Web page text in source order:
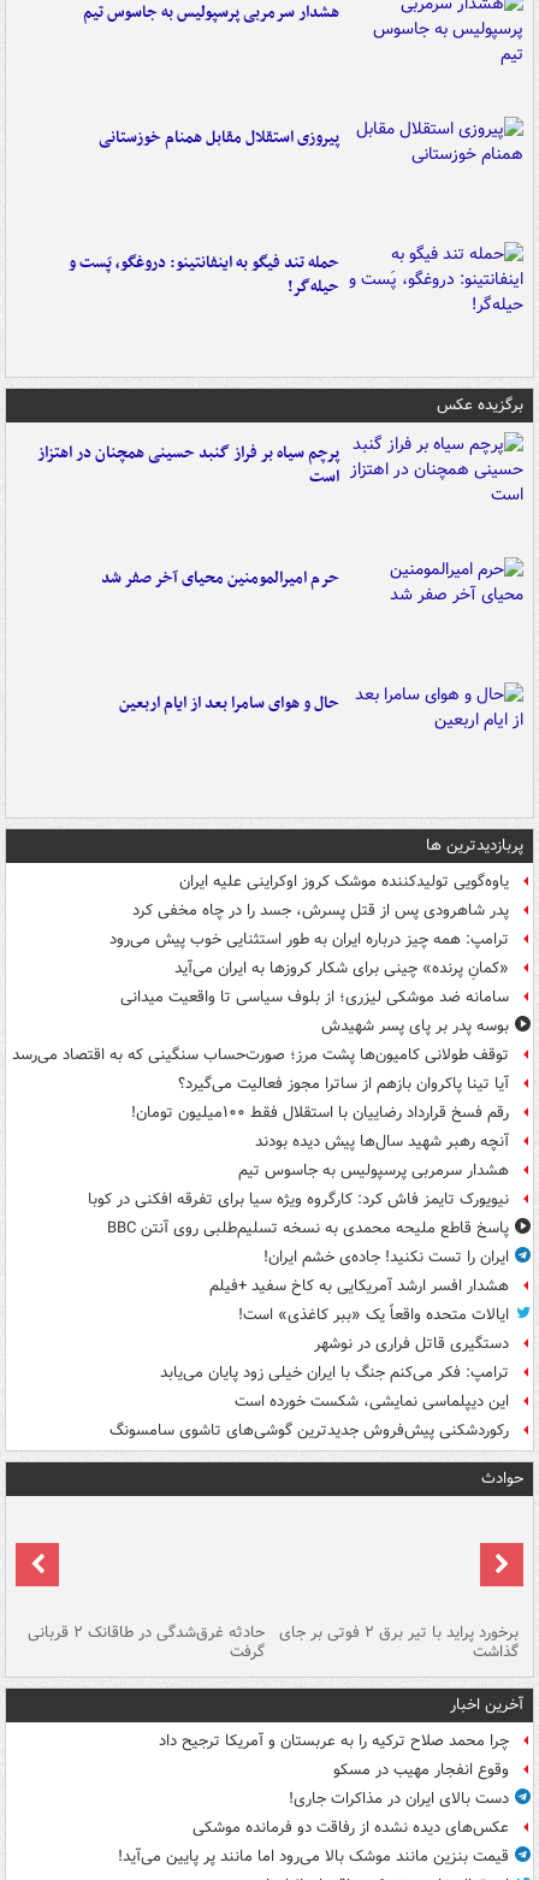
هشدار سرمربی پرسپولیس به جاسوس تیم
پیروزی استقلال مقابل همنام خوزستانی
حمله تند فیگو به اینفانتینو: دروغگو، پَست‌ و
حیله‌گر!
برگزیده عکس
پرچم سیاه بر فراز گنبد حسینی همچنان در اهتزاز
است
حرم امیرالمومنین محیای آخر صفر شد
حال و هوای سامرا بعد از ایام اربعین
پربازدیدترین ها
یاوه‌گویی تولیدکننده موشک کروز اوکراینی علیه ایران
پدر شاهرودی پس از قتل پسرش، جسد را در چاه مخفی کرد
ترامپ: همه چیز درباره ایران به طور استثنایی خوب پیش می‌رود
«کمانِ پرنده» چینی برای شکار کروزها به ایران می‌آید
سامانه ضد موشکی لیزری؛ از بلوف سیاسی تا واقعیت میدانی
بوسه‌ پدر بر پای پسر شهیدش
توقف طولانی کامیون‌ها پشت مرز؛ صورت‌حساب سنگینی که به اقتصاد می‌رسد
آیا تینا پاکروان بازهم از ساترا مجوز فعالیت می‌گیرد؟
رقم فسخ قرارداد رضاییان با استقلال فقط ۱۰۰میلیون تومان!
آنچه رهبر شهید سال‌ها پیش دیده بودند
هشدار سرمربی پرسپولیس به جاسوس تیم
نیویورک تایمز فاش کرد: کارگروه ویژه سیا برای تفرقه افکنی در کوبا
پاسخ قاطع ملیحه محمدی به نسخه تسلیم‌طلبی روی آنتن BBC
ایران را تست نکنید! جاده‌ی خشم ایران!
هشدار افسر ارشد آمریکایی به کاخ سفید +فیلم
ایالات متحده واقعاً یک «ببر کاغذی» است!
دستگیری قاتل فراری در نوشهر
ترامپ: فکر می‌کنم جنگ با ایران خیلی زود پایان می‌یابد
این دیپلماسی نمایشی، شکست خورده است
رکوردشکنی پیش‌فروش جدیدترین گوشی‌های تاشوی سامسونگ
حوادث
برخورد پراید با تیر برق ۲ فوتی بر جای
گذاشت
حادثه غرق‌شدگی در طاقانک ۲ قربانی
گرفت
آخرین اخبار
چرا محمد صلاح ترکیه را به عربستان و آمریکا ترجیح داد
وقوع انفجار مهیب در مسکو
دست بالای ایران در مذاکرات جاری!
عکس‌های دیده نشده از رفاقت دو فرمانده‌ موشکی
قیمت بنزین مانند موشک بالا می‌رود اما مانند پر پایین می‌آید!